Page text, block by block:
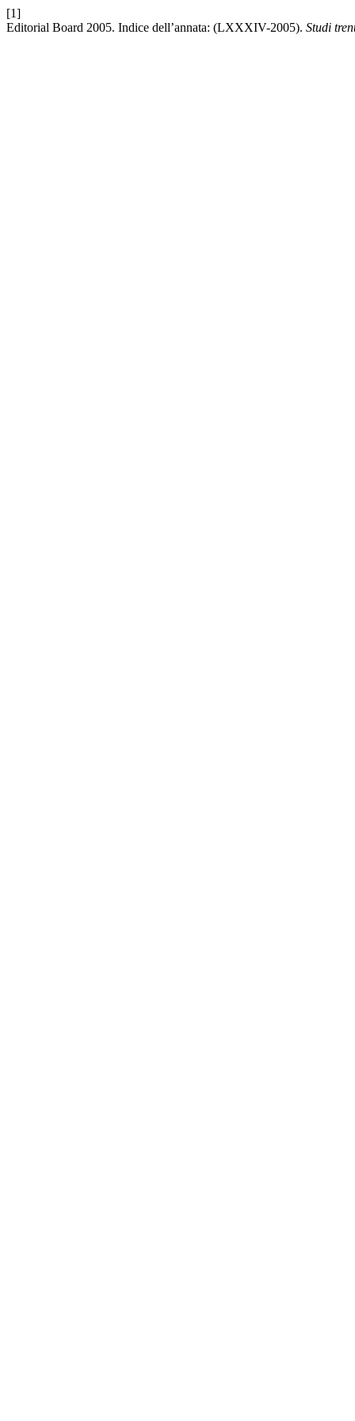
[1]
Editorial Board 2005. Indice dell’annata: (LXXXIV-2005). Studi